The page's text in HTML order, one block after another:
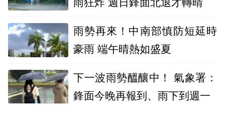
雨勢再來！中南部慎防短延時
豪雨 端午晴熱如盛夏
下一波雨勢醞釀中！ 氣象署：
鋒面今晚再報到、雨下到週一